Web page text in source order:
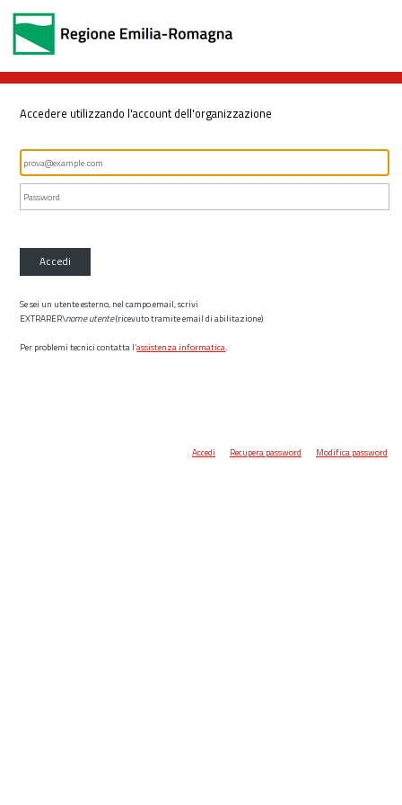
Accedere utilizzando l'account dell'organizzazione
Accedi
Se sei un utente esterno, nel campo email, scrivi
EXTRARER\nome utente(ricevuto tramite email di abilitazione)
Per problemi tecnici contatta l’assistenza informatica.
Accedi Recupera password Modifica password